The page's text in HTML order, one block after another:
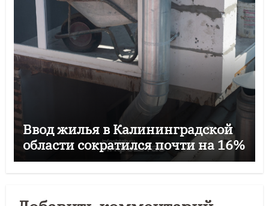
Ввод жилья в Калининградской
области сократился почти на 16%